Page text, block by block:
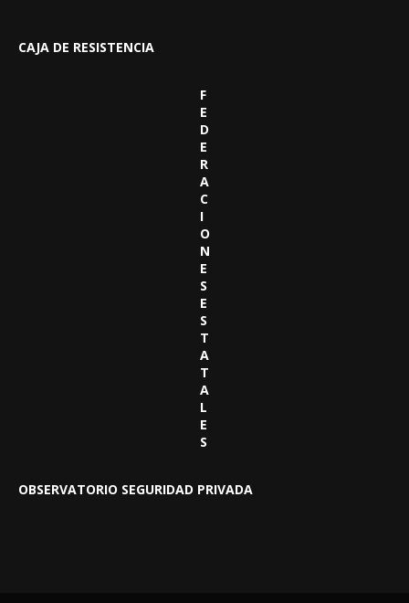
CAJA DE RESISTENCIA
F
E
D
E
R
A
C
I
O
N
E
S
E
S
T
A
T
A
L
E
S
OBSERVATORIO SEGURIDAD PRIVADA